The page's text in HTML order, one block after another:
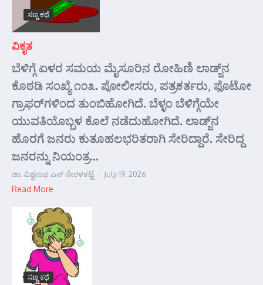
ಸಣ್ಣ ಕಥೆ
ವಿಕೃತ
ಬೆಳಿಗ್ಗೆ ಏಳರ ಸಮಯ ಮೈಸೂರಿನ ರೋಹಿಣಿ ಲಾಡ್ಜ್‌ನ
ಕೊಠಡಿ ಸಂಖ್ಯೆ ೧೦೩. ಪೋಲೀಸರು, ಪತ್ರಕರ್ತರು, ಫೊಟೋ
ಗ್ರಾಫರ್‌ಗಳಿಂದ ತುಂಬಿಹೋಗಿದೆ. ಬೆಳ್ಳಂ ಬೆಳಿಗ್ಗೆಯೇ
ಯುವತಿಯೊಬ್ಬಳ ಕೊಲೆ ನಡೆದುಹೋಗಿದೆ. ಲಾಡ್ಜ್‌ನ
ಹೊರಗೆ ಜನರು ಕುತೂಹಲಭರಿತರಾಗಿ ಸೇರಿದ್ದಾರೆ. ಸೇರಿದ್ದ
ಜನರನ್ನು ನಿಯಂತ್ರ...
ಡಾ. ವಿಶ್ವನಾಥ ಎನ್ ನೇರಳಕಟ್ಟೆ July 19, 2026
Read More
ಸಣ್ಣ ಕಥೆ